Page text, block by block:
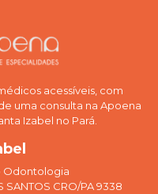
acessíveis, com
uma consulta na Apoena
Izabel no Pará.
Odontologia
SANTOS CRO/PA 9338